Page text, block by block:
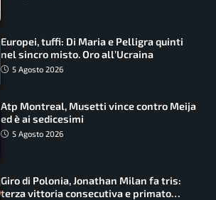
Europei, tuffi: Di Maria e Pelligra quinti
nel sincro misto. Oro all’Ucraina
5 Agosto 2026
Atp Montreal, Musetti vince contro Meija
ed è ai sedicesimi
5 Agosto 2026
Giro di Polonia, Jonathan Milan fa tris:
terza vittoria consecutiva e primato